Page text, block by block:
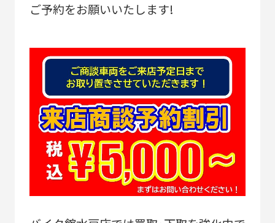
ご予約をお願いいたします!